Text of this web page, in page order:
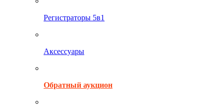
Регистраторы 5в1
Аксессуары
Обратный аукцион